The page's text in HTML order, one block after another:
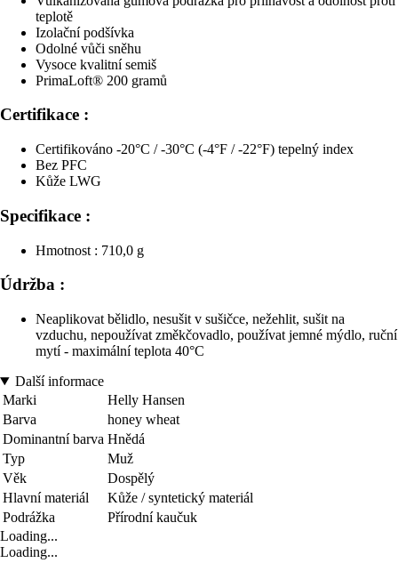
teplotě
Izolační podšívka
Odolné vůči sněhu
Vysoce kvalitní semiš
PrimaLoft® 200 gramů
Certifikace :
Certifikováno -20°C / -30°C (-4°F / -22°F) tepelný index
Bez PFC
Kůže LWG
Specifikace :
Hmotnost : 710,0 g
Údržba :
Neaplikovat bělidlo, nesušit v sušičce, nežehlit, sušit na
vzduchu, nepoužívat změkčovadlo, používat jemné mýdlo, ruční
mytí - maximální teplota 40°C
Další informace
Marki
Helly Hansen
Barva
honey wheat
Dominantní barva Hnědá
Typ
Muž
Věk
Dospělý
Hlavní materiál
Kůže / syntetický materiál
Podrážka
Přírodní kaučuk
Loading...
Loading...